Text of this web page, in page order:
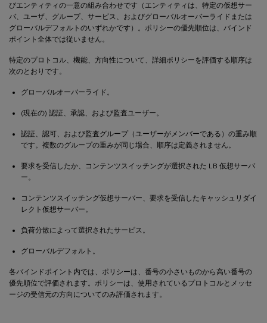
びエンティティの一意の組み合わせです（エンティティは、特定の仮想サー
バ、ユーザ、グループ、サービス、およびグローバルオーバーライドまたは
グローバルデフォルトのいずれかです）。ポリシーの優先順位は、バインド
ポイント全体では従いません。
特定のプロトコル、機能、方向性について、詳細ポリシーを評価する順序は
次のとおりです。
グローバルオーバーライド。
(現在の) 認証、承認、および監査ユーザー。
認証、認可、および監査グループ（ユーザーがメンバーである）の重み順
です。複数のグループの重みが同じ場合、順序は定義されません。
要求を受信したか、コンテンツスイッチングが選択された LB 仮想サーバ
ー。
コンテンツスイッチング仮想サーバー、要求を受信したキャッシュリダイ
レクト仮想サーバー。
負荷分散によって選択されたサービス。
グローバルデフォルト。
各バインドポイント内では、ポリシーは、番号の小さいものから高い番号の
優先順位で評価されます。ポリシーは、使用されているプロトコルとメッセ
ージの受信元の方向についてのみ評価されます。